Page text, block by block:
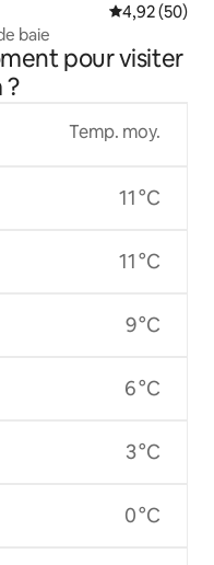
Évaluation
4,92 (50)
baie
pour visiter
?
Temp. moy.
11 °C
11 °C
9 °C
6 °C
3 °C
0 °C